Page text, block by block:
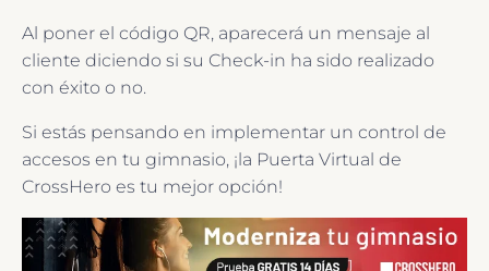
Al poner el código QR, aparecerá un mensaje al
cliente diciendo si su Check-in ha sido realizado
con éxito o no.
Si estás pensando en implementar un control de
accesos en tu gimnasio, ¡la Puerta Virtual de
CrossHero es tu mejor opción!